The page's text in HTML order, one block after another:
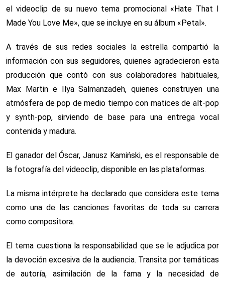
el videoclip de su nuevo tema promocional «Hate That I
Made You Love Me», que se incluye en su álbum «Petal».
A través de sus redes sociales la estrella compartió la
información con sus seguidores, quienes agradecieron esta
producción que contó con sus colaboradores habituales,
Max Martin e Ilya Salmanzadeh, quienes construyen una
atmósfera de pop de medio tiempo con matices de alt-pop
y synth-pop, sirviendo de base para una entrega vocal
contenida y madura.
El ganador del Óscar, Janusz Kamiński, es el responsable de
la fotografía del videoclip, disponible en las plataformas.
La misma intérprete ha declarado que considera este tema
como una de las canciones favoritas de toda su carrera
como compositora.
El tema cuestiona la responsabilidad que se le adjudica por
la devoción excesiva de la audiencia. Transita por temáticas
de autoría, asimilación de la fama y la necesidad de